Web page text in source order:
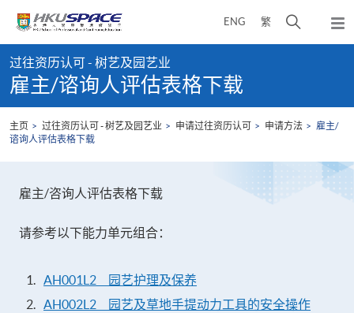
content
ENG 繁
开
面
弹
出
content
start
过往资历认可 - 树艺及园艺业
雇主/谘询人评估表格下载
主页 过往资历认可 - 树艺及园艺业 申请过往资历认可 申请方法
雇主/
谘询人评估表格下载
雇主/咨询人评估表格下载
请参考以下能力单元组合：
AH001L2 园艺护理及保养
AH002L2 园艺及草地手提动力工具的安全操作